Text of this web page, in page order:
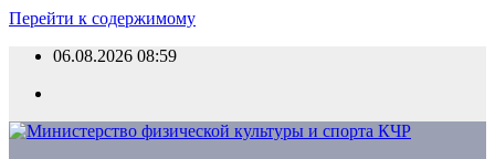
Перейти к содержимому
06.08.2026 08:59